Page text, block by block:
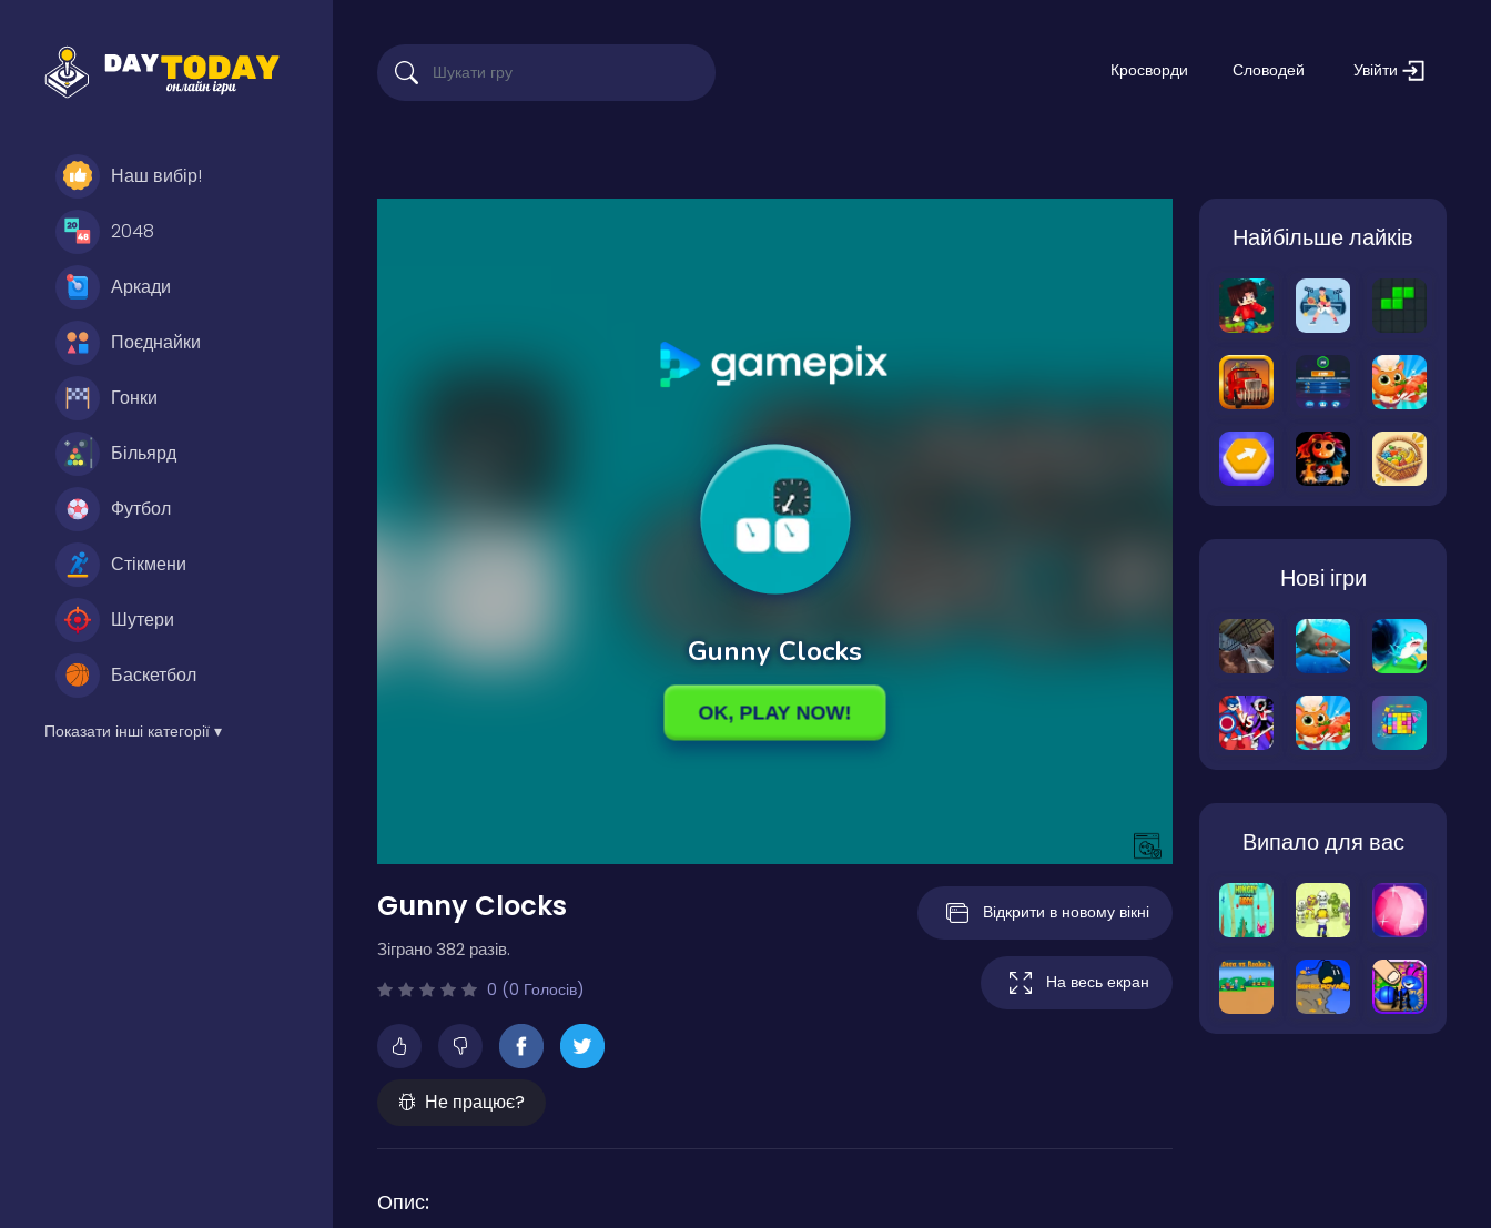
Наш вибір!
2048
Аркади
Поєднайки
Гонки
Більярд
Футбол
Стікмени
Шутери
Баскетбол
Показати інші категорії ▾
Кросворди Словодей Увійти
Gunny Clocks
Зіграно 382 разів.
0 (0 Голосів)
Не працює?
Відкрити в новому вікні
На весь екран
Опис:
Найбільше лайків
Нові ігри
Випало для вас